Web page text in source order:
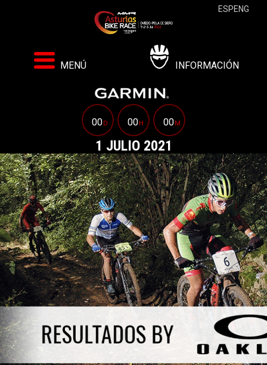
MENÚ INFORMACIÓN
00D 00H 00M
1 JULIO 2021
ESPENG